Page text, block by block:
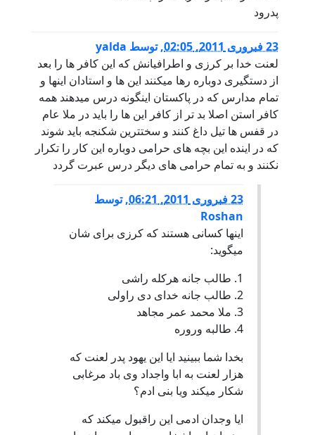
پدرود
23 فبروری 2011, 02:05 ,توسط yalda
لعنت خدا بر کرزی و اطرافیانش که این کافر ها را بعد
از دستگیری دوباره رها میکنند این ها و استادان اینها و
تمام مدارس که در پاکستان اینگونه درس میدهند همه
کافر استن اصلا بد تر از کافر این ها را باید در ملا عام
در قفس ها تیل داغ کنند و سختترین شکنجه باید شوند
که در اینده این بچه های حرامی دوباره این کار را تکرار
نکنند و به تمام حرامی های دیگر درس عبرت گردد
23 فبروری 2011, 06:21 ,توسط
Roshan
اینها کسانی هستند که کرزی برای شان
میگوید:
1. طالب جانه هرکله راشی
2. طالب جانه خدای دی راولی
3. ملا محمد عمر مجاهد
4. طالبه وروره
بخدا شما ببینید ایا این یهود پدر لعنت که
هزار لعنت به ابا واجداد وی باد مرغابی
شکار میکند ویا بنی ادم؟
ایا وجدان ادمی این راقبول میکند که